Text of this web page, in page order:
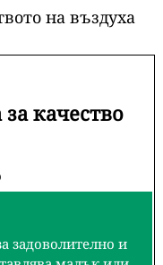
на въздуха
качество
задоволително и